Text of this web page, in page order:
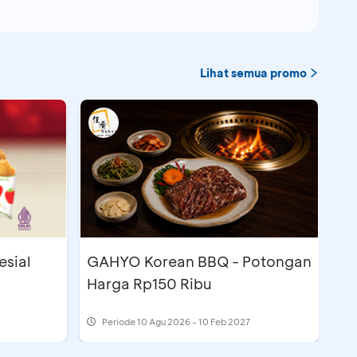
Lihat semua promo
GAHYO Korean BBQ - Potongan
Harga Rp150 Ribu
Periode10 Agu 2026 - 10 Feb 2027